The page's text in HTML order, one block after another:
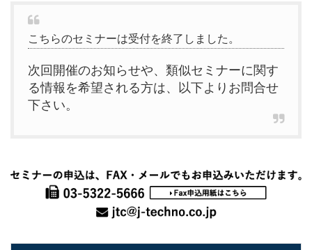
こちらのセミナーは受付を終了しました。
次回開催のお知らせや、類似セミナーに関す
る情報を希望される方は、以下よりお問合せ
下さい。